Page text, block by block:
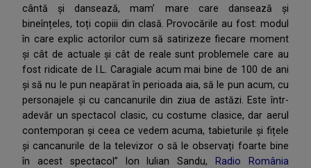
cântă și dansează, mam’ mare care dansează și
bineînțeles, toți copiii din clasă. Provocările au fost: modul
în care explic actorilor cum să satirizeze fiecare moment
și cât de actuale și cât de reale sunt problemele care au
fost ridicate de I.L. Caragiale acum mai bine de 100 de ani
și să nu le pun neapărat în perioada aia, să le pun acum, cu
personajele și cu cancanurile din ziua de astăzi. Este într-
adevăr un spectacol clasic, cu costume clasice, dar aerul
contemporan și ceea ce vedem acuma, tabieturile și fițele
și cancanurile de la televizor o să le observați foarte bine
în acest spectacol” Ion Iulian Sandu,
Radio România